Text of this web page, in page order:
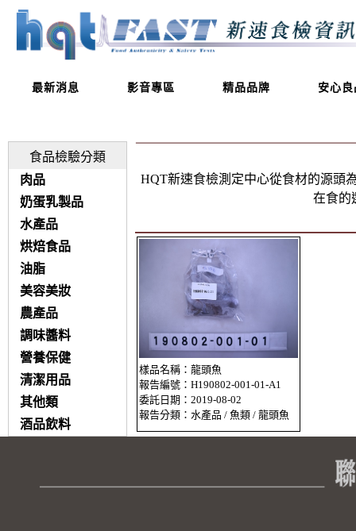
最新消息 影音專區 精品品牌 安心良
食品檢驗分類
肉品
奶蛋乳製品
水產品
烘焙食品
油脂
美容美妝
農產品
調味醬料
營養保健
清潔用品
其他類
酒品飲料
HQT新速食檢測定中心從食材的源頭
在食的
樣品名稱：龍頭魚
報告編號：H190802-001-01-A1
委託日期：2019-08-02
報告分類：水產品 / 魚類 / 龍頭魚